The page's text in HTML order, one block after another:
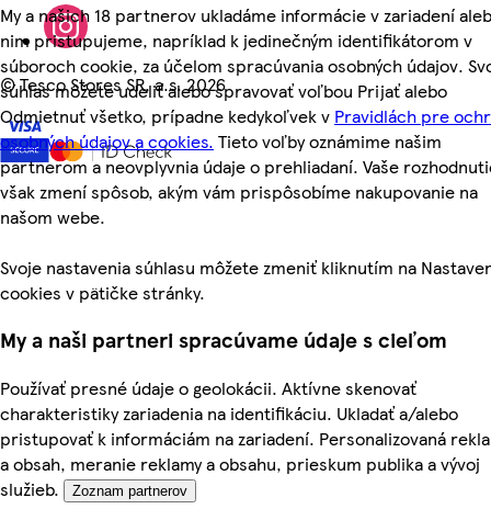
My a našich 18 partnerov ukladáme informácie v zariadení
nim pristupujeme, napríklad k jedinečným identifikátorom v
súboroch cookie, za účelom spracúvania osobných údajov.
súhlas môžete udeliť alebo spravovať voľbou Prijať alebo
Odmietnuť všetko, prípadne kedykoľvek v Pravidlách pre
osobných údajov a cookies. Tieto voľby oznámime našim
partnerom a neovplyvnia údaje o prehliadaní. Vaše
však zmení spôsob, akým vám prispôsobíme nakupovanie na
našom webe.
Svoje nastavenia súhlasu môžete zmeniť kliknutím na
cookies v pätičke stránky.
My a naši partneri spracúvame údaje s cieľom
Používať presné údaje o geolokácii. Aktívne skenovať
charakteristiky zariadenia na identifikáciu. Ukladať a/alebo
pristupovať k informáciám na zariadení. Personalizovaná
a obsah, meranie reklamy a obsahu, prieskum publika a vývoj
služieb.
Zoznam partnerov
©Tesco Stores SR, a.s. 2026